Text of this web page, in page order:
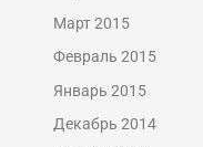
Март 2015
Февраль 2015
Январь 2015
Декабрь 2014